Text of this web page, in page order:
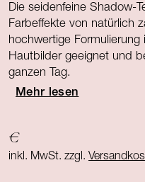
Die seidenfeine Shadow-
Farbeffekte von natürlich
hochwertige
Hautbilder geeignet und
ganzen Tag.
Mehr lesen
€
inkl. MwSt. zzgl.